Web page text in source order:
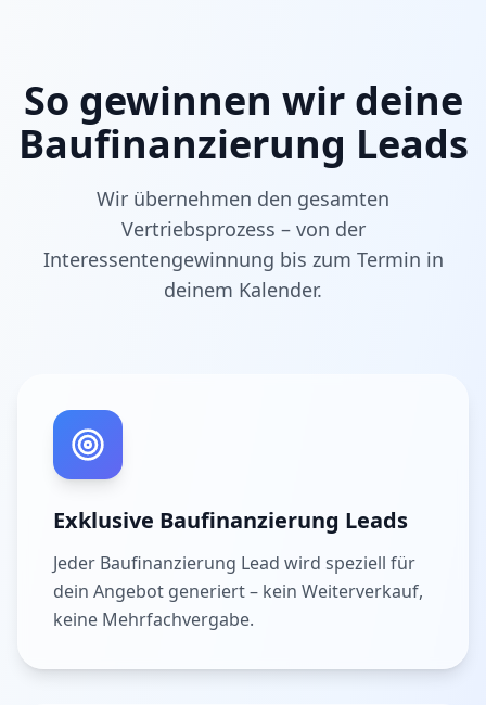
So gewinnen wir deine
Baufinanzierung Leads
Wir übernehmen den gesamten
Vertriebsprozess – von der
Interessentengewinnung bis zum Termin in
deinem Kalender.
Exklusive Baufinanzierung Leads
Jeder Baufinanzierung Lead wird speziell für
dein Angebot generiert – kein Weiterverkauf,
keine Mehrfachvergabe.